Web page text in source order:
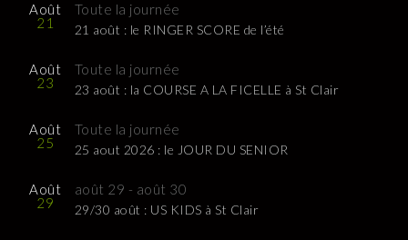
Août
21
Toute la journée
21 août : le RINGER SCORE de l’été
Août
23
Toute la journée
23 août : la COURSE A LA FICELLE à St Clair
Août
25
Toute la journée
25 aout 2026 : le JOUR DU SENIOR
Août
29
août 29 - août 30
29/30 août : US KIDS à St Clair